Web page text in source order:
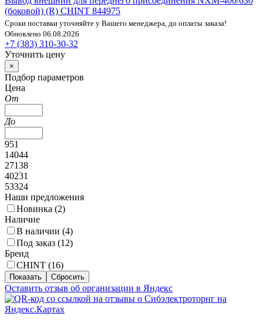
(боковой) (R) CHINT 844975
Сроки поставки уточняйте у Вашего менеджера, до оплаты заказа!
Обновлено 06.08.2026
+7 (383) 310-30-32
Уточнить цену
×
Подбор параметров
Цена
От
До
951
14044
27138
40231
53324
Наши предложения
Новинка (2)
Наличие
В наличии (4)
Под заказ (12)
Бренд
CHINT (16)
Оставить отзыв об организации в Яндекс